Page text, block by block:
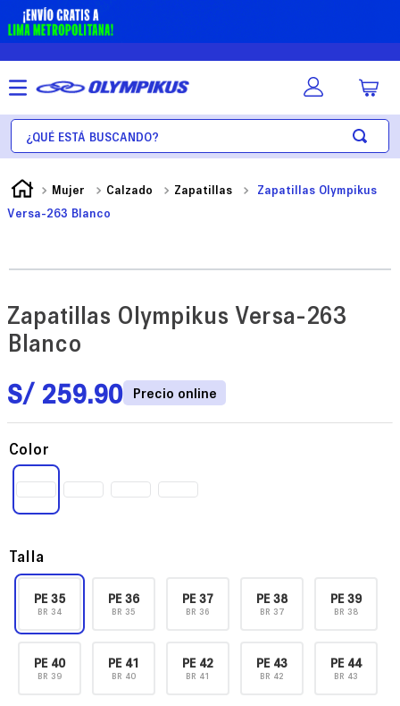
¿Qué está buscando?
Mujer Calzado Zapatillas
Zapatillas Olympikus
Versa-263 Blanco
Zapatillas Olympikus Versa-263
Blanco
S/ 259.90
Talla
PE35
BR 34
PE36
BR 35
PE37
BR 36
PE38
BR 37
PE39
BR 38
PE 40
BR 39
PE 41
BR 40
PE 42
BR 41
PE 43
BR 42
PE 44
BR 43
Color